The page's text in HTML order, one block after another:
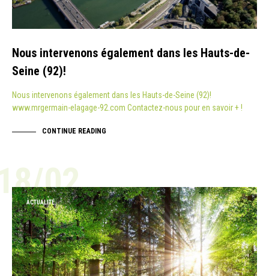
Nous intervenons également dans les Hauts-de-
Seine (92)!
Nous intervenons également dans les Hauts-de-Seine (92)!
www.mrgermain-elagage-92.com Contactez-nous pour en savoir + !
CONTINUE READING
02
ACTUALITÉ